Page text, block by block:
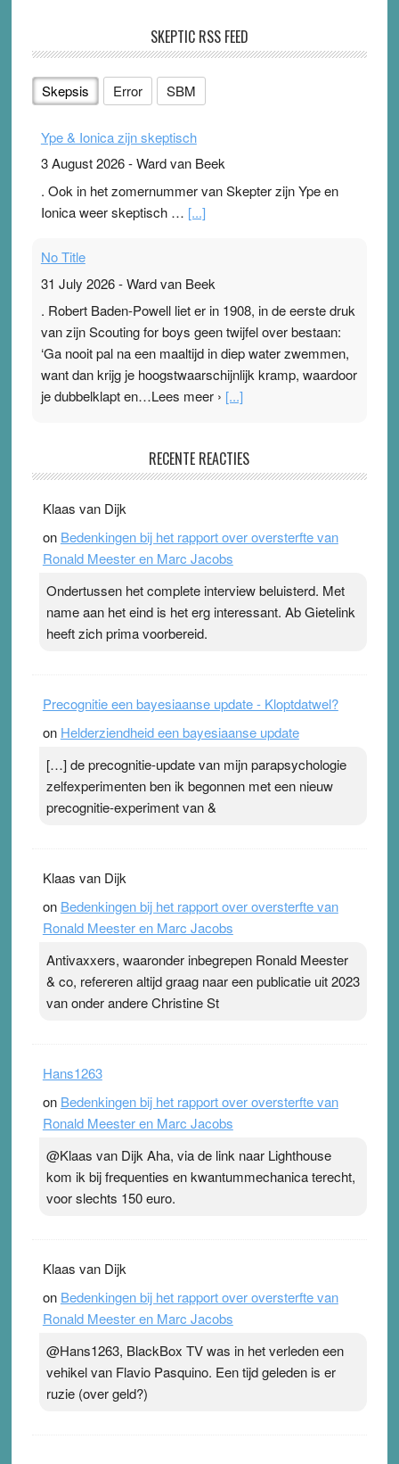
SKEPTIC RSS FEED
Skepsis Error SBM
Ype & Ionica zijn skeptisch
3 August 2026-Ward van Beek
. Ook in het zomernummer van Skepter zijn Ype en
Ionica weer skeptisch … [...]
No Title
31 July 2026-Ward van Beek
. Robert Baden-Powell liet er in 1908, in de eerste druk
van zijn Scouting for boys geen twijfel over bestaan:
‘Ga nooit pal na een maaltijd in diep water zwemmen,
want dan krijg je hoogstwaarschijnlijk kramp, waardoor
je dubbelklapt en…Lees meer › [...]
Ward van Beek
topsporters. Ze hopen ermee hun hartslag te verlagen
terwijl ze meer zuurstof opnemen. Daarop heeft zo’n
pleister geen effect. Maar het gevoel ‘makkelijker te
Pleisterplakkers in de topspsort ›[...]
RECENTE REACTIES
Klaas van Dijk
on Bedenkingen bij het rapport over oversterfte van
Ronald Meester en Marc Jacobs
Ondertussen het complete interview beluisterd. Met
name aan het eind is het erg interessant. Ab Gietelink
heeft zich prima voorbereid.
Precognitie een bayesiaanse update - Kloptdatwel?
on Helderziendheid een bayesiaanse update
[…] de precognitie-update van mijn parapsychologie
zelfexperimenten ben ik begonnen met een nieuw
precognitie-experiment van &
Klaas van Dijk
on Bedenkingen bij het rapport over oversterfte van
Ronald Meester en Marc Jacobs
Antivaxxers, waaronder inbegrepen Ronald Meester
& co, refereren altijd graag naar een publicatie uit 2023
van onder andere Christine St
Hans1263
on Bedenkingen bij het rapport over oversterfte van
Ronald Meester en Marc Jacobs
@Klaas van Dijk Aha, via de link naar Lighthouse
kom ik bij frequenties en kwantummechanica terecht,
voor slechts 150 euro.
Klaas van Dijk
on Bedenkingen bij het rapport over oversterfte van
Ronald Meester en Marc Jacobs
@Hans1263, BlackBox TV was in het verleden een
vehikel van Flavio Pasquino. Een tijd geleden is er
ruzie (over geld?)